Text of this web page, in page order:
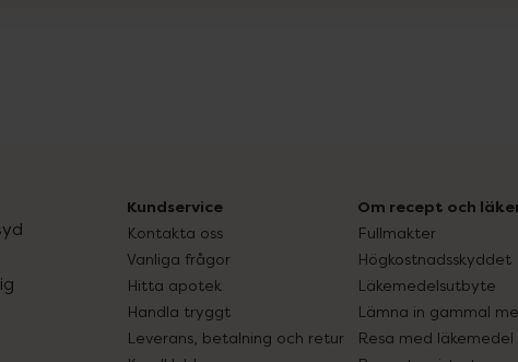
Kundservice
Kontakta oss
Vanliga frågor
Hitta apotek
Handla tryggt
Leverans, betalning och retur
Om recept och
Fullmakter
Högkostnadsskyddet
Läkemedelsutbyte
Lämna in gammal
Resa med läkemedel